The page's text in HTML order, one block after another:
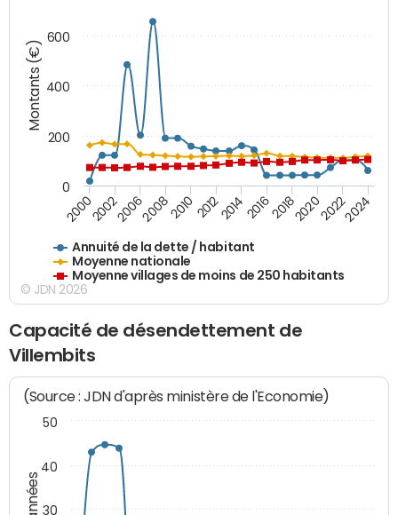
Montants (€)
Annuité de la dette / habitant
Moyenne nationale
Moyenne villages de moins de 250 habitants
20002002200620082010 2012201420162018202020222024
0
200
400
600
© JDN 2026
Capacité de désendettement de
Villembits
(Source : JDN d'après ministère de l'Economie)
30
40
50